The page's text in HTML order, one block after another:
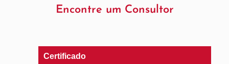
Encontre um Consultor
Certificado